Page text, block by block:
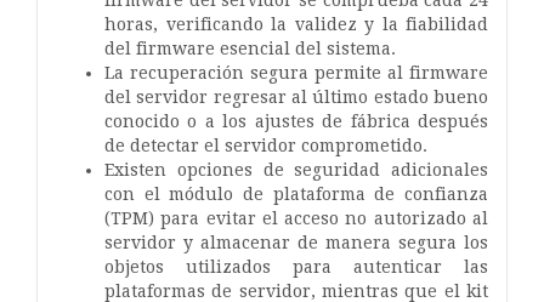
horas, verificando la validez y la fiabilidad
del firmware esencial del sistema.
La recuperación segura permite al firmware
del servidor regresar al último estado bueno
conocido o a los ajustes de fábrica después
de detectar el servidor comprometido.
Existen opciones de seguridad adicionales
con el módulo de plataforma de confianza
(TPM) para evitar el acceso no autorizado al
servidor y almacenar de manera segura los
objetos utilizados para autenticar las
plataformas de servidor, mientras que el kit